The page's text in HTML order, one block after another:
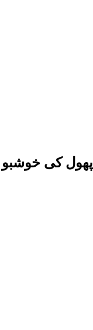
پھول کی